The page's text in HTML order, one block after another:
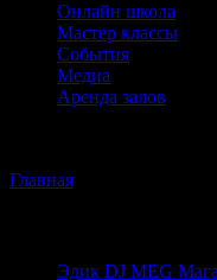
Онлайн школа
Мастер классы
События
Медиа
Аренда залов
Главная
Эдик DJ MEG